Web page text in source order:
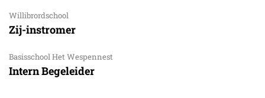
Willibrordschool
Zij-instromer
Basisschool Het Wespennest
Intern Begeleider